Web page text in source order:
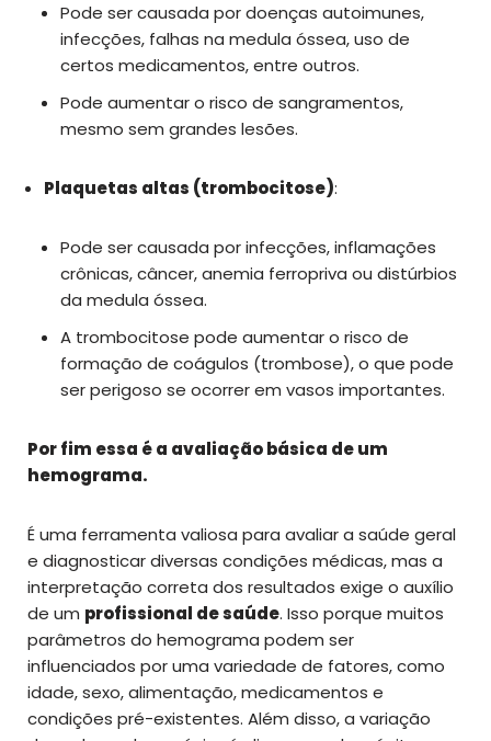
Pode ser causada por doenças autoimunes,
infecções, falhas na medula óssea, uso de
certos medicamentos, entre outros.
Pode aumentar o risco de sangramentos,
mesmo sem grandes lesões.
Plaquetas altas (trombocitose):
Pode ser causada por infecções, inflamações
crônicas, câncer, anemia ferropriva ou distúrbios
da medula óssea.
A trombocitose pode aumentar o risco de
formação de coágulos (trombose), o que pode
ser perigoso se ocorrer em vasos importantes.
Por fim essa é a avaliação básica de um
hemograma.
É uma ferramenta valiosa para avaliar a saúde geral
e diagnosticar diversas condições médicas, mas a
interpretação correta dos resultados exige o auxílio
de um profissional de saúde. Isso porque muitos
parâmetros do hemograma podem ser
influenciados por uma variedade de fatores, como
idade, sexo, alimentação, medicamentos e
condições pré-existentes. Além disso, a variação